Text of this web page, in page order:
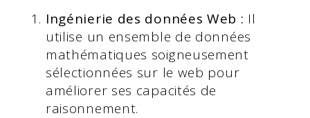
Ingénierie des données Web : Il
utilise un ensemble de données
mathématiques soigneusement
sélectionnées sur le web pour
améliorer ses capacités de
raisonnement.